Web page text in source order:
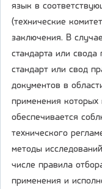
язык в
(технические
заключения. В
стандарта или свода
стандарт или свод
документов в
применения которых
обеспечивается
технического
методы
числе правила
применения и